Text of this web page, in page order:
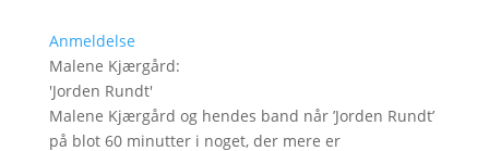
Anmeldelse
Malene Kjærgård:
'Jorden Rundt'
Malene Kjærgård og hendes band når ’Jorden Rundt’
på blot 60 minutter i noget, der mere er